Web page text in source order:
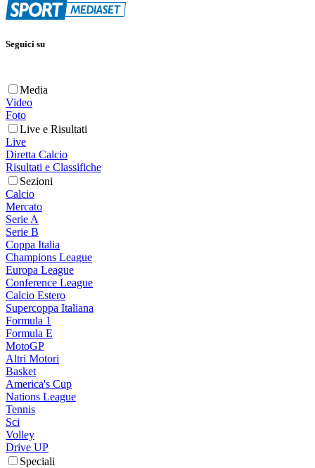
Seguici su
Media
Video
Foto
Live e Risultati
Live
Diretta Calcio
Risultati e Classifiche
Sezioni
Calcio
Mercato
Serie A
Serie B
Coppa Italia
Champions League
Europa League
Conference League
Calcio Estero
Supercoppa Italiana
Formula 1
Formula E
MotoGP
Altri Motori
Basket
America's Cup
Nations League
Tennis
Sci
Volley
Drive UP
Speciali